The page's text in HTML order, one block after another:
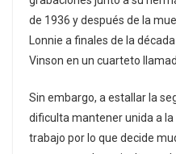
de 1936 y después de la
Lonnie a finales de la
Vinson en un cuarteto
Sin embargo, a estallar la
dificulta mantener unida a
trabajo por lo que decide